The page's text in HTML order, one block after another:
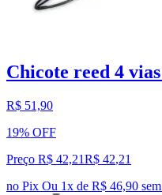
Chicote reed 4
R$ 51,90
19% OFF
Preço R$ 42,21R$ 42,21
no Pix Ou 1x de R$ 46,90